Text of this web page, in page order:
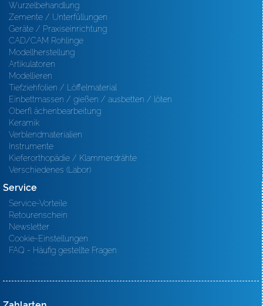
Wurzelbehandlung
Zemente / Unterfüllungen
Geräte / Praxiseinrichtung
CAD/CAM Rohlinge
Modellherstellung
Artikulatoren
Modellieren
Tiefziehfolien / Löffelmaterial
Einbettmassen / gießen / ausbetten / löten
Oberfl ächenbearbeitung
Keramik
Verblendmaterialien
Instrumente
Kieferorthopädie / Klammerdrähte
Verschiedenes (Labor)
Service
Service-Vorteile
Retourenschein
Newsletter
Cookie-Einstellungen
FAQ - Häufig gestellte Fragen